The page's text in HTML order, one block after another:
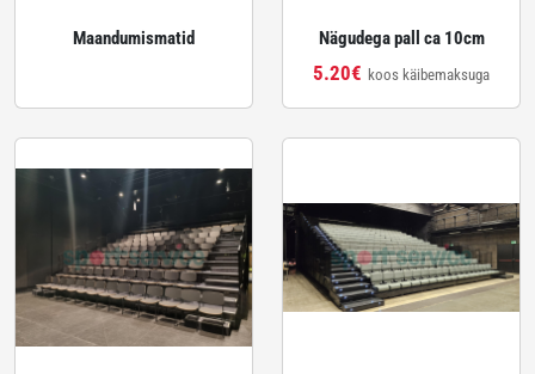
Maandumismatid Nägudega pall ca 10cm
5.20€ koos käibemaksuga